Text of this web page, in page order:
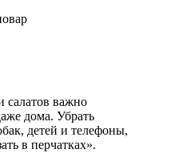
салатов важно
дома. Убрать
детей и телефоны,
в перчатках».